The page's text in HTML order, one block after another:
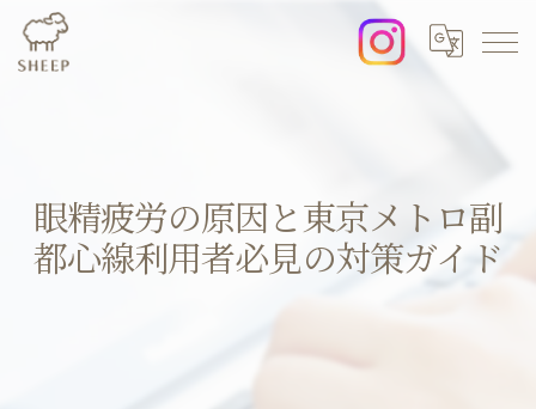
眼精疲労の原因と東京メトロ副
都心線利用者必見の対策ガイド